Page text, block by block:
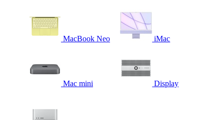
MacBook Neo iMac
Mac mini Display